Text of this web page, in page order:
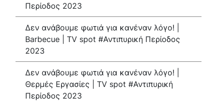
Παιδικοί σταθμοί
Δήμοσιο Ι.Ε.Κ
Αποκορώνου
ΔΗΜΟΤΙΚΗ ΠΙΝΑΚΟΘΗΚΗ
ΦΡΕ
Λαογραφικό Μουσείο
Γαβολοχωρίου
Περίοδος 2023
Δεν ανάβουμε φωτιά για κανέναν λόγο! |
Barbecue | TV spot #Αντιπυρική Περίοδος
2023
Δεν ανάβουμε φωτιά για κανέναν λόγο! |
Θερμές Εργασίες | TV spot #Αντιπυρική
Περίοδος 2023